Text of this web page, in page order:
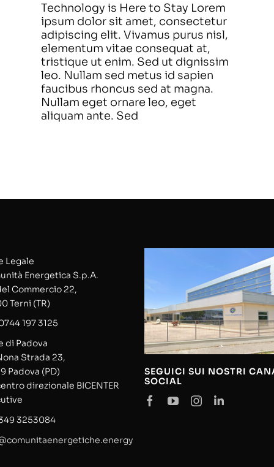
Technology is Here to Stay Lorem
ipsum dolor sit amet, consectetur
adipiscing elit. Vivamus purus nisl,
elementum vitae consequat at,
tristique ut enim. Sed ut dignissim
leo. Nullam sed metus id sapien
faucibus rhoncus sed at magna.
Nullam eget ornare leo, eget
aliquam ante. Sed
Legale
Energetica S.p.A.
Commercio 22,
Terni (TR)
197 3125
di Padova
Strada 23,
Padova (PD)
direzionale BICENTER
3253084
SEGUICI SUI NOSTRI
SOCIAL